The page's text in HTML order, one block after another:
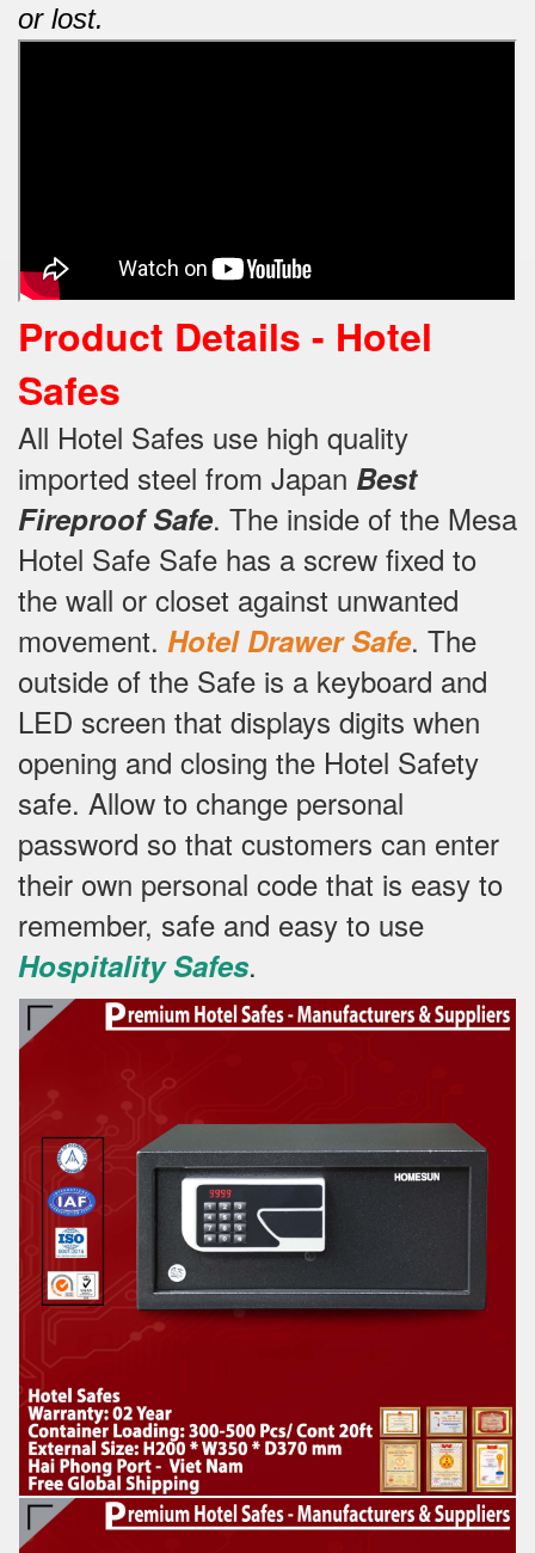
or lost.
Product Details - Hotel
Safes
All Hotel Safes use high quality
imported steel from Japan Best
Fireproof Safe. The inside of the Mesa
Hotel Safe Safe has a screw fixed to
the wall or closet against unwanted
movement. Hotel Drawer Safe. The
outside of the Safe is a keyboard and
LED screen that displays digits when
opening and closing the Hotel Safety
safe. Allow to change personal
password so that customers can enter
their own personal code that is easy to
remember, safe and easy to use
Hospitality Safes.